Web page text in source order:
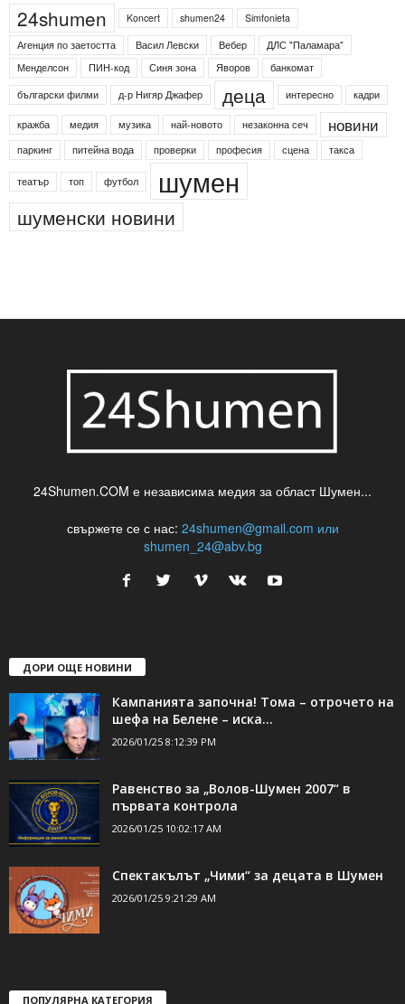
24shumen Koncert shumen24
Simfonieta
Агенция по заетостта
Васил Левски Вебер
ДЛС "Паламара"
Менделсон
ПИН-код Синя зона Яворов
банкомат
български филми
д-р Нигяр Джафер деца интересно кадри
кражба медия музика най-новото незаконна сеч новини
паркинг питейна вода проверки професия сцена такса
театър топ футбол шумен
шуменски новини
24Shumen.COM е независима медия за област Шумен...
свържете се с нас: 24shumen@gmail.com или
shumen_24@abv.bg
ДОРИ ОЩЕ НОВИНИ
Кампанията започна! Тома – отрочето на
шефа на Белене – иска...
2026/01/25 8:12:39 PM
Равенство за „Волов-Шумен 2007“ в
първата контрола
2026/01/25 10:02:17 AM
Спектакълът „Чими“ за децата в Шумен
2026/01/25 9:21:29 AM
ПОПУЛЯРНА КАТЕГОРИЯ